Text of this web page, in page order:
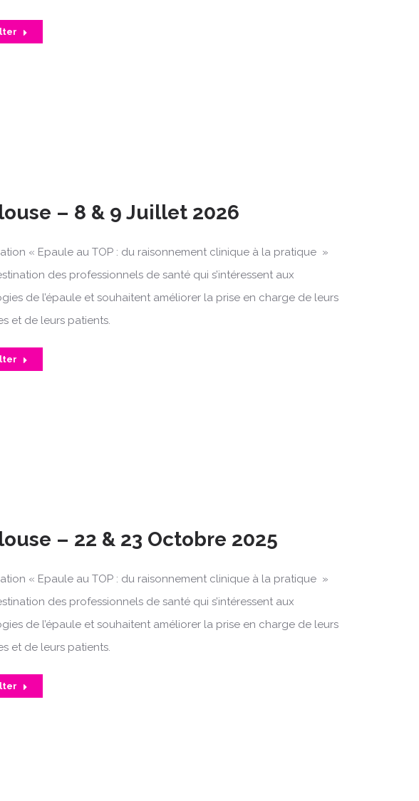
– 8 & 9 Juillet 2026
« Epaule au TOP : du raisonnement clinique à la pratique »
des professionnels de santé qui s’intéressent aux
de l’épaule et souhaitent améliorer la prise en charge de leurs
et de leurs patients.
– 22 & 23 Octobre 2025
« Epaule au TOP : du raisonnement clinique à la pratique »
des professionnels de santé qui s’intéressent aux
de l’épaule et souhaitent améliorer la prise en charge de leurs
et de leurs patients.